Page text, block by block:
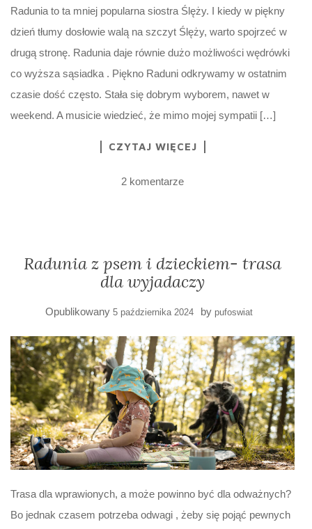
Radunia to ta mniej popularna siostra Ślęży. I kiedy w piękny
dzień tłumy dosłowie walą na szczyt Ślęży, warto spojrzeć w
drugą stronę. Radunia daje równie dużo możliwości wędrówki
co wyższa sąsiadka . Piękno Raduni odkrywamy w ostatnim
czasie dość często. Stała się dobrym wyborem, nawet w
weekend. A musicie wiedzieć, że mimo mojej sympatii […]
CZYTAJ WIĘCEJ
2 komentarze
Radunia z psem i dzieckiem- trasa
dla wyjadaczy
Opublikowany 5 października 2024 by pufoswiat
Trasa dla wprawionych, a może powinno być dla odważnych?
Bo jednak czasem potrzeba odwagi , żeby się pojąć pewnych